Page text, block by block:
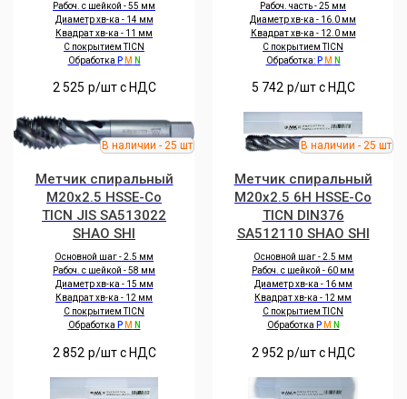
Рабоч. с шейкой - 55 мм
Диаметр хв-ка - 14 мм
Квадрат хв-ка - 11 мм
С покрытием TICN
Обработка P M N
2 525 р/шт c НДС
Рабоч. часть - 25 мм
Диаметр хв-ка - 16.0 мм
Квадрат хв-ка - 12.0 мм
С покрытием TICN
Обработка: P M N
5 742 р/шт c НДС
Метчик спиральный
M20x2.5 HSSE-Co
TICN JIS SA513022
SHAO SHI
Основной шаг - 2.5 мм
Рабоч. с шейкой - 58 мм
Диаметр хв-ка - 15 мм
Квадрат хв-ка - 12 мм
С покрытием TICN
Обработка P M N
2 852 р/шт c НДС
Метчик спиральный
M20x2.5 6H HSSE-Co
TICN DIN376
SA512110 SHAO SHI
Основной шаг - 2.5 мм
Рабоч. с шейкой - 60 мм
Диаметр хв-ка - 16 мм
Квадрат хв-ка - 12 мм
С покрытием TICN
Обработка P M N
2 952 р/шт c НДС